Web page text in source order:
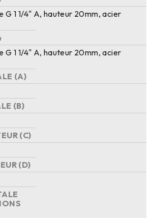
G 1 1/4" A, hauteur 20mm, acier
G 1 1/4" A, hauteur 20mm, acier
(A)
(B)
(C)
(D)